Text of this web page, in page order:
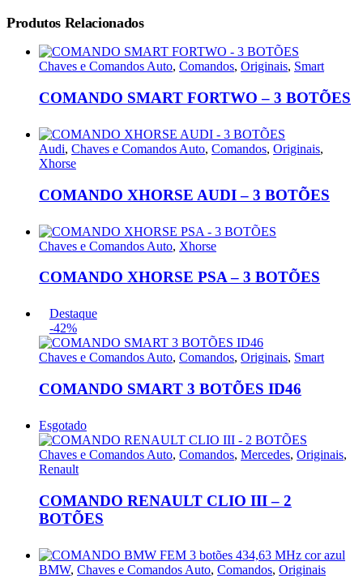
Produtos Relacionados
Chaves e Comandos Auto, Comandos, Originais, Smart
COMANDO SMART FORTWO – 3 BOTÕES
Audi, Chaves e Comandos Auto, Comandos, Originais,
Xhorse
COMANDO XHORSE AUDI – 3 BOTÕES
Chaves e Comandos Auto, Xhorse
COMANDO XHORSE PSA – 3 BOTÕES
Destaque
-42%
Chaves e Comandos Auto, Comandos, Originais, Smart
COMANDO SMART 3 BOTÕES ID46
Esgotado
Chaves e Comandos Auto, Comandos, Mercedes, Originais,
Renault
COMANDO RENAULT CLIO III – 2
BOTÕES
BMW, Chaves e Comandos Auto, Comandos, Originais